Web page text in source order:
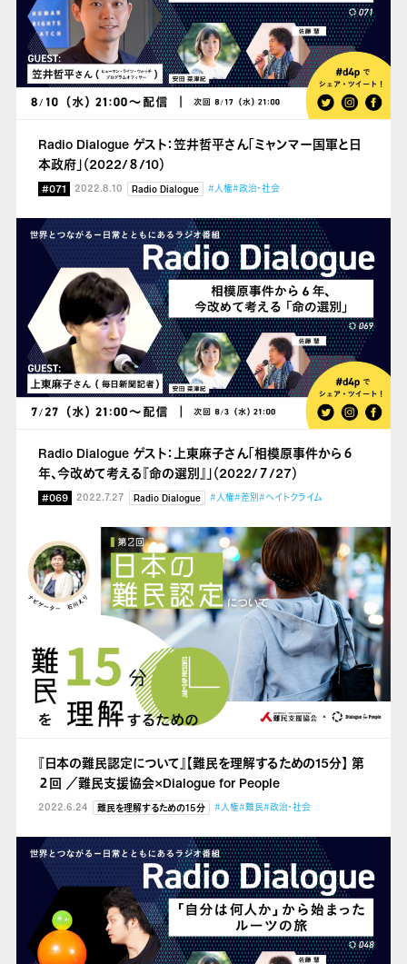
Radio Dialogue ゲスト：笠井哲平さん「ミャンマー国軍と日
本政府」（2022/８/10）
#071 2022.8.10 Radio Dialogue #人権#政治・社会
Radio Dialogue ゲスト：上東麻子さん「相模原事件から６
年、今改めて考える『命の選別』」（2022/７/27）
#069 2022.7.27 Radio Dialogue #人権#差別#ヘイトクライム
『日本の難民認定について』【難民を理解するための15分】 第
２回 ／難民支援協会×Dialogue for People
2022.6.24 難民を理解するための15分 #人権#難民#政治・社会